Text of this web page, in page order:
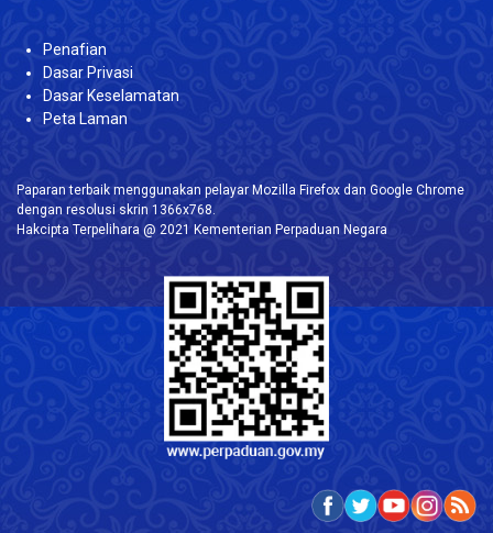
Penafian
Dasar Privasi
Dasar Keselamatan
Peta Laman
Paparan terbaik menggunakan pelayar Mozilla Firefox dan Google Chrome
dengan resolusi skrin 1366x768.
Hakcipta Terpelihara @ 2021 Kementerian Perpaduan Negara